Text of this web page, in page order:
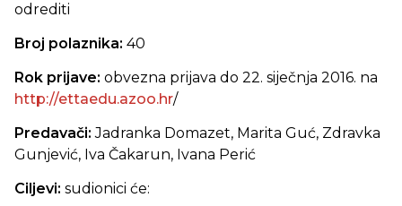
odrediti
Broj polaznika: 40
Rok prijave: obvezna prijava do 22. siječnja 2016. na
http://ettaedu.azoo.hr/
Predavači:Jadranka Domazet, Marita Guć, Zdravka
Gunjević, Iva Čakarun, Ivana Perić
Ciljevi: sudionici će: